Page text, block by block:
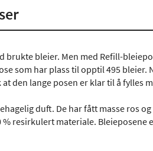
bleier. Men med Refill-
som har plass til opptil 495 bleier.
den lange posen er klar til å fylles
duft. De har fått masse ros
resirkulert materiale.